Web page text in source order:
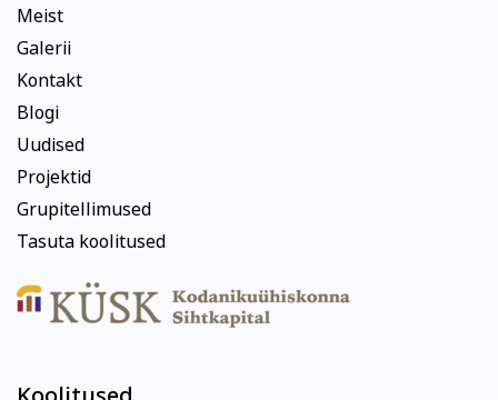
Meist
Galerii
Kontakt
Blogi
Uudised
Projektid
Grupitellimused
Tasuta koolitused